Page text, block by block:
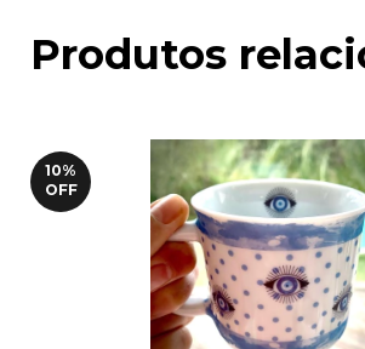
Produtos
10%
OFF